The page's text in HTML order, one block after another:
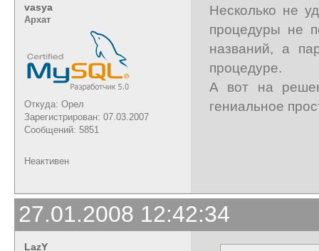
vasya
Архат
Откуда: Орел
Зарегистрирован: 07.03.2007
Сообщений: 5851
Несколько не
процедуры не
названий, а
процедуре.
А вот на
гениальное
Неактивен
27.01.2008 12:42:34
LazY